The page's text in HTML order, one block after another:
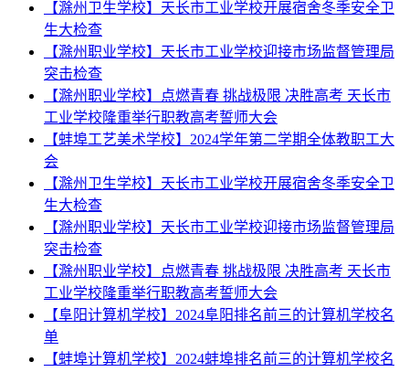
【滁州卫生学校】天长市工业学校开展宿舍冬季安全卫
生大检查
【滁州职业学校】天长市工业学校迎接市场监督管理局
突击检查
【滁州职业学校】点燃青春 挑战极限 决胜高考 天长市
工业学校隆重举行职教高考誓师大会
【蚌埠工艺美术学校】2024学年第二学期全体教职工大
会
【滁州卫生学校】天长市工业学校开展宿舍冬季安全卫
生大检查
【滁州职业学校】天长市工业学校迎接市场监督管理局
突击检查
【滁州职业学校】点燃青春 挑战极限 决胜高考 天长市
工业学校隆重举行职教高考誓师大会
【阜阳计算机学校】2024阜阳排名前三的计算机学校名
单
【蚌埠计算机学校】2024蚌埠排名前三的计算机学校名